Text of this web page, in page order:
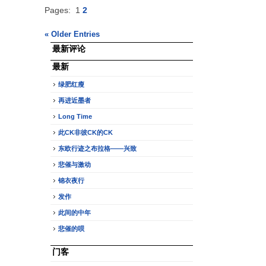
Pages: 1 2
« Older Entries
最新评论
最新
绿肥红瘦
再进近墨者
Long Time
此CK非彼CK的CK
东欧行迹之布拉格——兴致
悲催与激动
锦衣夜行
发作
此间的中年
悲催的呗
门客